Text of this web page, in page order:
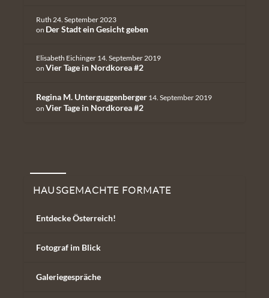
Ruth 24. September 2023
on Der Stadt ein Gesicht geben
Elisabeth Eichinger 14. September 2019
on Vier Tage in Nordkorea #2
Regina M. Unterguggenberger 14. September 2019
on Vier Tage in Nordkorea #2
Hausgemachte Formate
HAUSGEMACHTE FORMATE
Entdecke Österreich!
Fotograf im Blick
Galeriegespräche